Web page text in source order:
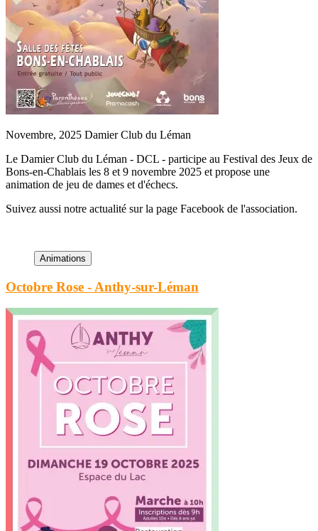
Novembre, 2025 Damier Club du Léman
Le Damier Club du Léman - DCL - participe au Festival des Jeux de
Bons-en-Chablais les 8 et 9 novembre 2025 et propose une
animation de jeu de dames et d'échecs.
Suivez aussi notre actualité sur la page Facebook de l'association.
Octobre Rose - Anthy-sur-Léman